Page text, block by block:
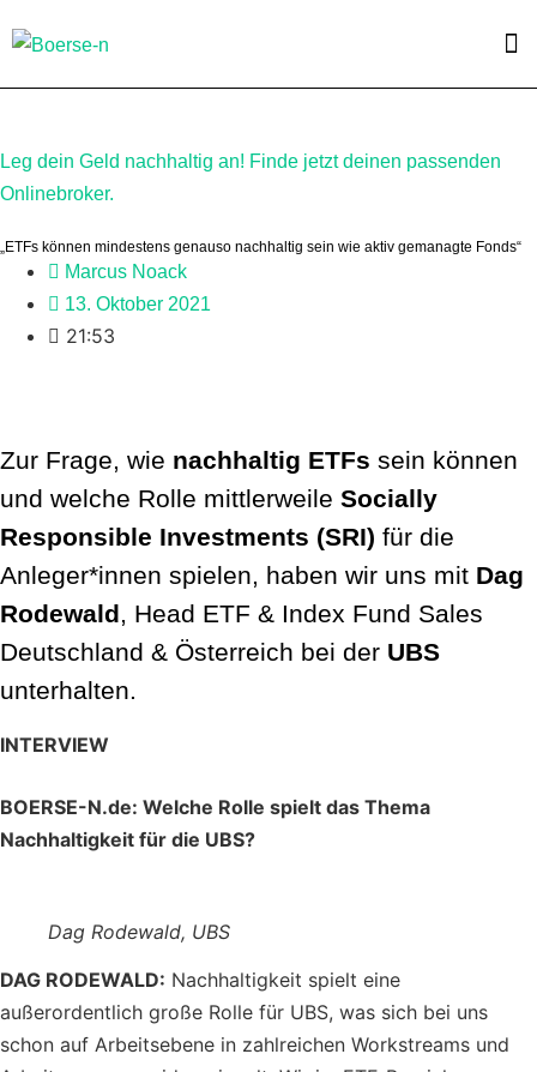
Leg dein Geld nachhaltig an! Finde jetzt deinen passenden
Onlinebroker.
„ETFs können mindestens genauso nachhaltig sein wie aktiv gemanagte Fonds“
Marcus Noack
13. Oktober 2021
21:53
Zur Frage, wie nachhaltig ETFs sein können
und welche Rolle mittlerweile Socially
Responsible Investments (SRI) für die
Anleger*innen spielen, haben wir uns mit Dag
Rodewald, Head ETF & Index Fund Sales
Deutschland & Österreich bei der UBS
unterhalten.
INTERVIEW
BOERSE-N.de: Welche Rolle spielt das Thema
Nachhaltigkeit für die UBS?
Dag Rodewald, UBS
DAG RODEWALD: Nachhaltigkeit spielt eine
außerordentlich große Rolle für UBS, was sich bei uns
schon auf Arbeitsebene in zahlreichen Workstreams und